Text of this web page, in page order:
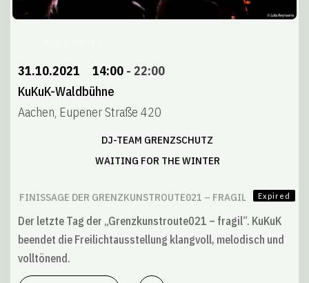
31.10.2021 14:00 - 22:00
KuKuK-Waldbühne
Aachen, Eupener Straße 420
DJ-TEAM GRENZSCHUTZ
WAITING FOR THE WINTER
FINISSAGE DER GRENZKUNSTROUTE021 – FRAGIL Expired
Der letzte Tag der „Grenzkunstroute021 – fragil“. KuKuK
beendet die Freilichtausstellung klangvoll, melodisch und
volltönend.